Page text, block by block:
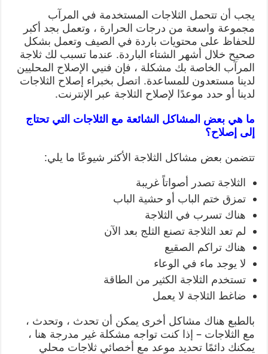
يجب أن تتحمل الثلاجات المستخدمة في المرآب
مجموعة واسعة من درجات الحرارة ، وتعمل بجد أكبر
للحفاظ على محتويات باردة في الصيف وتعمل بشكل
صحيح خلال أشهر الشتاء الباردة. عندما تسبب لك ثلاجة
المرآب الخاصة بك مشكلة ، فإن فنيي الإصلاح المحليين
لدينا مستعدون للمساعدة. اتصل بخبراء إصلاح الثلاجات
لدينا أو حدد موعدًا لإصلاح الثلاجة عبر الإنترنت.
ما هي بعض المشاكل الشائعة مع الثلاجات التي تحتاج
إلى إصلاح؟
تتضمن بعض مشاكل الثلاجة الأكثر شيوعًا ما يلي:
الثلاجة تصدر أصواتاً غريبة
تمزق ختم الباب أو حشية الباب
هناك تسرب في الثلاجة
لم تعد الثلاجة تصنع الثلج بعد الآن
هناك تراكم الصقيع
لا يوجد ماء في الوعاء
تستخدم الثلاجة الكثير من الطاقة
ضاغط الثلاجة لا يعمل
بالطبع هناك مشاكل أخرى يمكن أن تحدث ، وتحدث ،
مع الثلاجات – إذا كنت تواجه مشكلة غير مدرجة هنا ،
يمكنك دائمًا تحديد موعد مع أخصائي ثلاجات محلي